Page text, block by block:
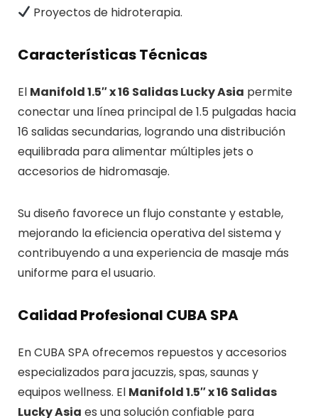
Proyectos de hidroterapia.
Características Técnicas
El Manifold 1.5″ x 16 Salidas Lucky Asia permite
conectar una línea principal de 1.5 pulgadas hacia
16 salidas secundarias, logrando una distribución
equilibrada para alimentar múltiples jets o
accesorios de hidromasaje.
Su diseño favorece un flujo constante y estable,
mejorando la eficiencia operativa del sistema y
contribuyendo a una experiencia de masaje más
uniforme para el usuario.
Calidad Profesional CUBA SPA
En CUBA SPA ofrecemos repuestos y accesorios
especializados para jacuzzis, spas, saunas y
equipos wellness. El Manifold 1.5″ x 16 Salidas
Lucky Asia es una solución confiable para